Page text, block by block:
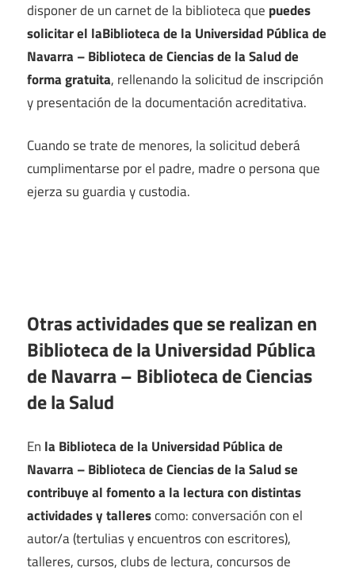
disponer de un carnet de la biblioteca que puedes
solicitar el laBiblioteca de la Universidad Pública de
Navarra – Biblioteca de Ciencias de la Salud de
forma gratuita, rellenando la solicitud de inscripción
y presentación de la documentación acreditativa.
Cuando se trate de menores, la solicitud deberá
cumplimentarse por el padre, madre o persona que
ejerza su guardia y custodia.
Otras actividades que se realizan en
Biblioteca de la Universidad Pública
de Navarra – Biblioteca de Ciencias
de la Salud
En la Biblioteca de la Universidad Pública de
Navarra – Biblioteca de Ciencias de la Salud se
contribuye al fomento a la lectura con distintas
actividades y tallerescomo: conversación con el
autor/a (tertulias y encuentros con escritores),
talleres, cursos, clubs de lectura, concursos de